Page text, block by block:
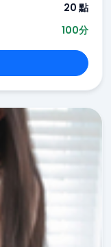
20 點
100分